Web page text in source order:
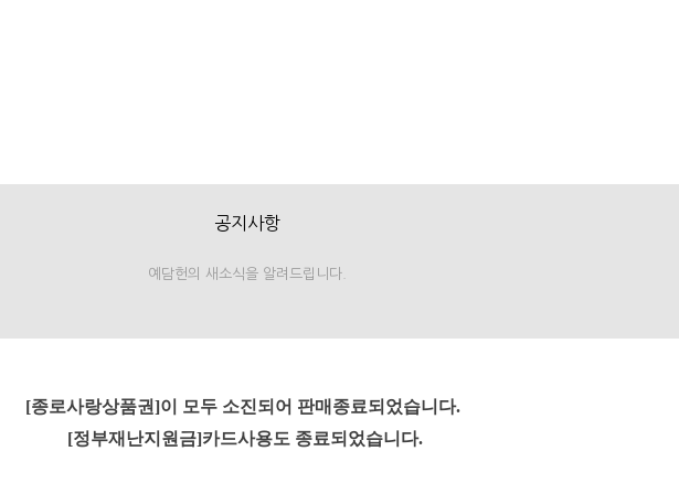
공지사항
예담헌의 새소식을 알려드립니다.
[종로사랑상품권]이 모두 소진되어 판매종료되었습니다.
[정부재난지원금]카드사용도 종료되었습니다.